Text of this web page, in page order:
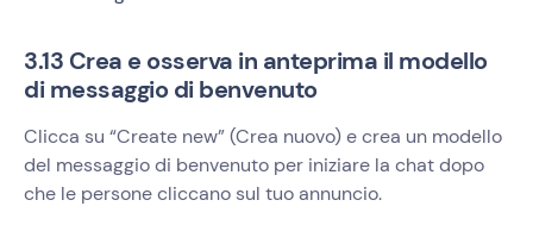
3.13 Crea e osserva in anteprima il modello
di messaggio di benvenuto
Clicca su “Create new” (Crea nuovo) e crea un modello
del messaggio di benvenuto per iniziare la chat dopo
che le persone cliccano sul tuo annuncio.